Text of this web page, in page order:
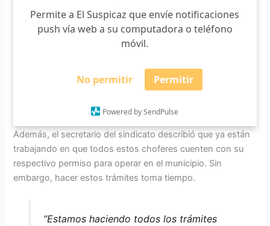
Permite a El Suspicaz que envíe notificaciones
push vía web a su computadora o teléfono
móvil.
No permitir Permitir
Powered by SendPulse
Guzmán. Por que generalmente en este
operativo se llevan los vehículos a
Guadalajara. Los cinco se quedan aquí y
Jaime Chávez.
Además, el secretario del sindicato describió que ya están
trabajando en que todos estos choferes cuenten con su
respectivo permiso para operar en el municipio. Sin
embargo, hacer estos trámites toma tiempo.
“Estamos haciendo todos los trámites